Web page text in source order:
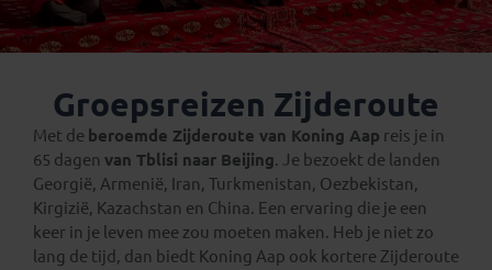
Groepsreizen Zijderoute
Met de beroemde Zijderoute van Koning Aap reis je in
65 dagen van Tblisi naar Beijing. Je bezoekt de landen
Georgië, Armenië, Iran, Turkmenistan, Oezbekistan,
Kirgizië, Kazachstan en China. Een ervaring die je een
keer in je leven mee zou moeten maken. Heb je niet zo
lang de tijd, dan biedt Koning Aap ook kortere Zijderoute